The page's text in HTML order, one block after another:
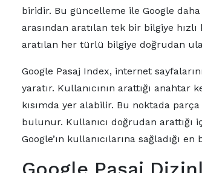
biridir. Bu güncelleme ile Google
arasından aratılan tek bir bilgiye
aratılan her türlü bilgiye doğrudan
Google Pasaj Index, internet
yaratır. Kullanıcının arattığı
kısımda yer alabilir. Bu noktada
bulunur. Kullanıcı doğrudan arattığı
Google’ın kullanıcılarına sağladığı